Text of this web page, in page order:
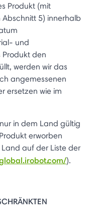
Produkt (mit
5) innerhalb
und
Produkt den
werden wir das
angemessenen
ersetzen wie im
in dem Land gültig
erworben
auf der Liste der
).